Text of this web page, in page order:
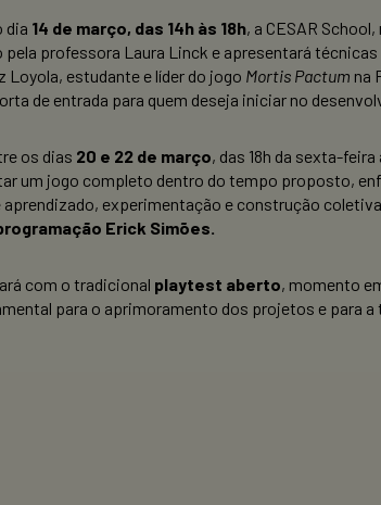
dia 14 de março, das 14h às 18h, a CESAR
pela professora Laura Linck e apresentará
Loyola, estudante e líder do jogo Mortis Pactum na
de entrada para quem deseja iniciar no
os dias 20 e 22 de março, das 18h da sexta-
um jogo completo dentro do tempo proposto,
experimentação e construção
Erick Simões.
com o tradicional playtest aberto, momento
para o aprimoramento dos projetos e para